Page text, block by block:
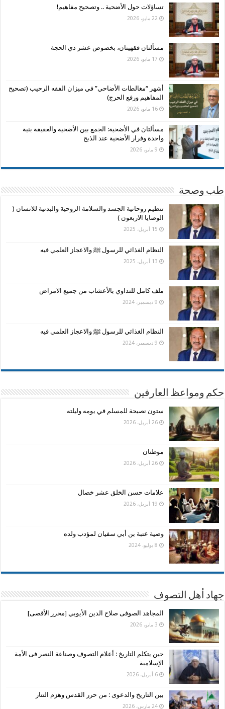
تساؤلات حول الأضحية .. وتصحيح مفاهيم!
22 مايو، 2026
مسألتان فقهيتان، بخصوص عشر ذي الحجة
17 مايو، 2026
أشهر “مغالطات الأضاحي” في ميزان الفقه الرحيب (تصحيح
المفاهيم ورفع الحرج)
16 مايو، 2026
مسألتان في الأضحية: الجمع بين الأضحية والعقيقة بنية
واحدة وفرار الأضحية عند الذبح
9 مايو، 2026
طب وصحة
تنظيم روحانية الجسد والسلامة الروحية والبدنية للانسان (
الوصايا الاربعون )
15 أبريل، 2025
النظام الغذائي للرسول ﷺ والاعجاز العلمي فيه
13 أبريل، 2025
ملف كامل للتداوي بالأعشاب من جميع الامراض
9 ديسمبر، 2024
النظام الغذائي للرسول ﷺ والاعجاز العلمي فيه
9 ديسمبر، 2024
حكم ومواعظ العارفين
ستون نصيحة للمسلم في يومه وليلته
26 أبريل، 2026
موطنان
26 أبريل، 2026
علامات حسن الخلق عشر خصال
19 أبريل، 2026
وصية عتبة بن أبي سفيان لمؤدب ولده
8 يوليو، 2024
جهاد أهل التصوف
المجاهد الصوفى صلاح الدين الأيوبي [محرر الأقصى]
3 مايو، 2026
حين يتكلم التاريخ : أعلام التصوف وصناعة النصر فى الأمة
الإسلامية
6 أبريل، 2026
بين التاريخ والدعوى : من حرر القدس وهزم التتار
24 مارس، 2026